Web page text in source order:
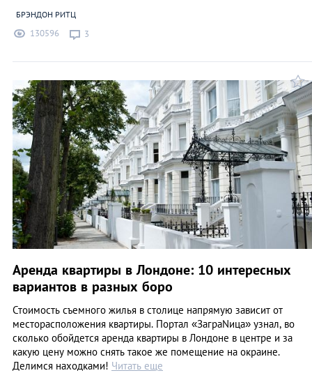
БРЭНДОН РИТЦ
130596 3
Аренда квартиры в Лондоне: 10 интересных
вариантов в разных боро
Стоимость съемного жилья в столице напрямую зависит от
месторасположения квартиры. Портал «ЗаграNица» узнал, во
сколько обойдется аренда квартиры в Лондоне в центре и за
какую цену можно снять такое же помещение на окраине.
Делимся находками! Читать еще